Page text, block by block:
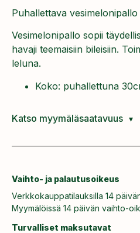
Puhallettava
Vesimelonipallo sopii
havaji teemaisiin bileisiin.
leluna.
Koko: puhallettuna
Katso myymäläsaatavuus
Vaihto- ja palautusoikeus
Verkkokauppatilauksilla 14
Myymälöissä 14 päivän vaihto-
Turvalliset maksutavat